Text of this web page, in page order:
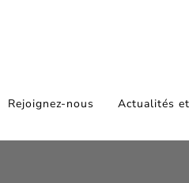
Rejoignez-nous Actualités